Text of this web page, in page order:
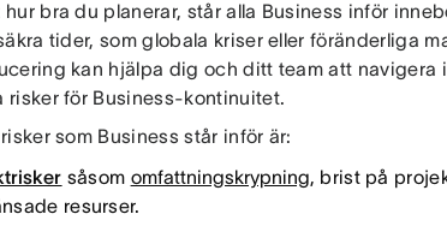
bra du planerar, står alla Business inför
tider, som globala kriser eller föränderliga
kan hjälpa dig och ditt team att navigera
risker för Business-kontinuitet.
som Business står inför är:
såsom omfattningskrypning, brist på
resurser.